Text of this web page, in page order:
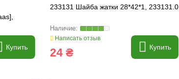
Купить
233131 Шайба жатки 28*42*1, 233131.0
Написать отзыв
24 ₴ Купить